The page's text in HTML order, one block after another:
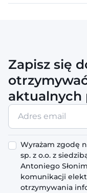
Zapisz się
aktualnych
Adres
email
Wyrażam zgodę
sp. z o.o. z
Antoniego
komunikacji
otrzymywania